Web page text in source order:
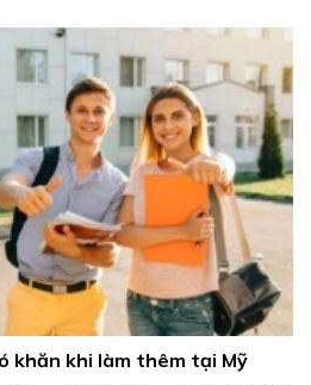
khăn khi làm thêm tại Mỹ